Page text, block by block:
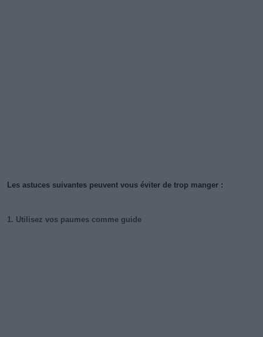
Les astuces suivantes peuvent vous éviter de trop manger :
1. Utilisez vos paumes comme guide